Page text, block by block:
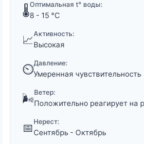
🌡️Оптимальная t° воды:
8 - 15 °C
📈Активность:
Высокая
⏲️Давление:
Умеренная чувствительность
🌬️Ветер:
Положительно реагирует на
📅 Нерест:
Сентябрь - Октябрь